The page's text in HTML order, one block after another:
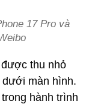
17 Pro và
thu nhỏ
dưới màn hình.
hành trình